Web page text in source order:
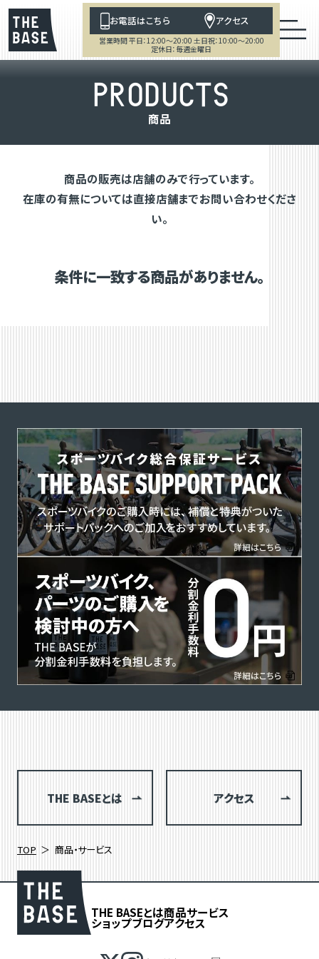
お電話はこちら アクセス
営業時間 平日：12:00～20:00 土日祝：10:00～20:00
定休日：毎週金曜日
PRODUCTS
商品
商品の販売は店舗のみで行っています。
在庫の有無については直接店舗までお問い合わせくださ
い。
条件に一致する商品がありません。
THE BASEとは アクセス
TOP 商品・サービス
THE BASEとは商品サービス
ショップブログアクセス